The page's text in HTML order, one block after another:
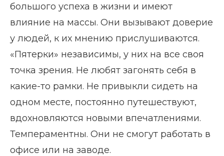
большого успеха в жизни и имеют
влияние на массы. Они вызывают доверие
у людей, к их мнению прислушиваются.
«Пятерки» независимы, у них на все своя
точка зрения. Не любят загонять себя в
какие-то рамки. Не привыкли сидеть на
одном месте, постоянно путешествуют,
вдохновляются новыми впечатлениями.
Темпераментны. Они не смогут работать в
офисе или на заводе.